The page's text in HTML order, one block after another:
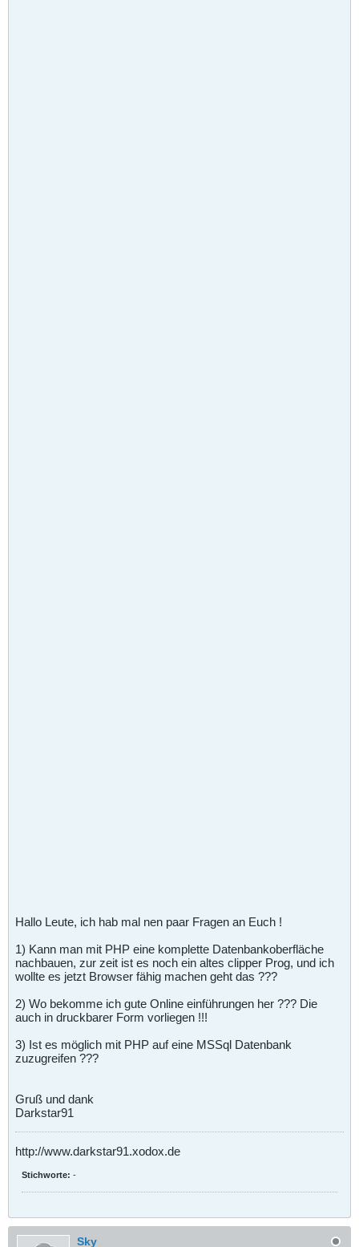
Hallo Leute, ich hab mal nen paar Fragen an Euch !
1) Kann man mit PHP eine komplette Datenbankoberfläche
nachbauen, zur zeit ist es noch ein altes clipper Prog, und ich
wollte es jetzt Browser fähig machen geht das ???
2) Wo bekomme ich gute Online einführungen her ??? Die
auch in druckbarer Form vorliegen !!!
3) Ist es möglich mit PHP auf eine MSSql Datenbank
zuzugreifen ???
Gruß und dank
Darkstar91
http://www.darkstar91.xodox.de
Stichworte: -
Sky